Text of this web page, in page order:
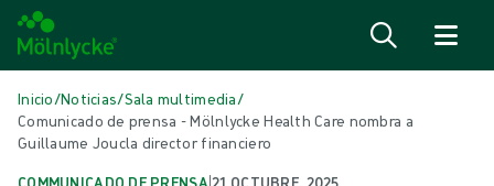
Inicio/Noticias/Sala multimedia/
Comunicado de prensa - Mölnlycke Health Care nombra a
Guillaume Joucla director financiero